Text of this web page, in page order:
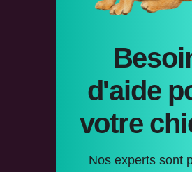
d'aide
votre
Nos experts sont